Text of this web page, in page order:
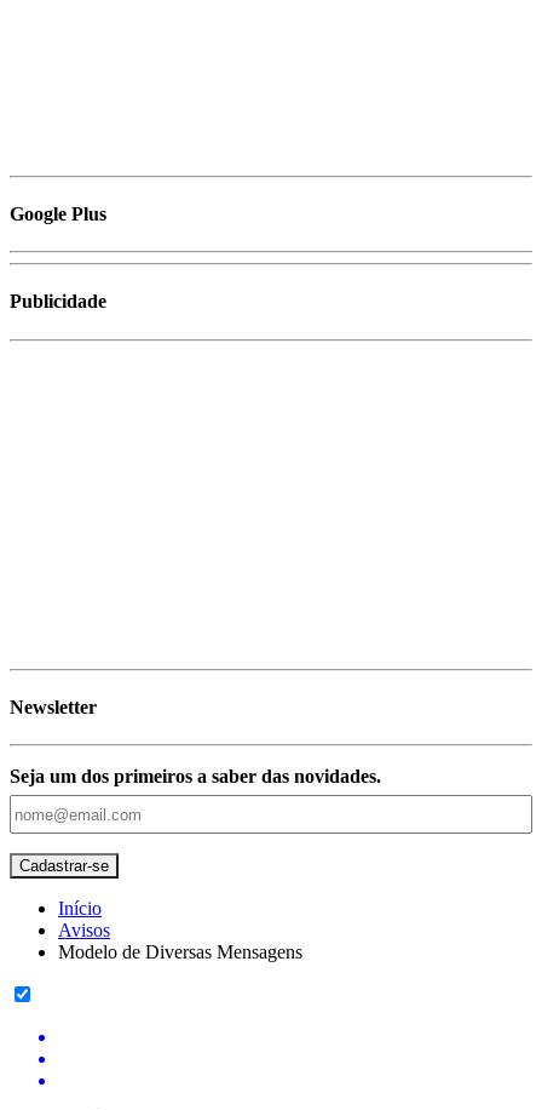
Google Plus
Publicidade
Newsletter
Seja um dos primeiros a saber das novidades.
Início
Avisos
Modelo de Diversas Mensagens